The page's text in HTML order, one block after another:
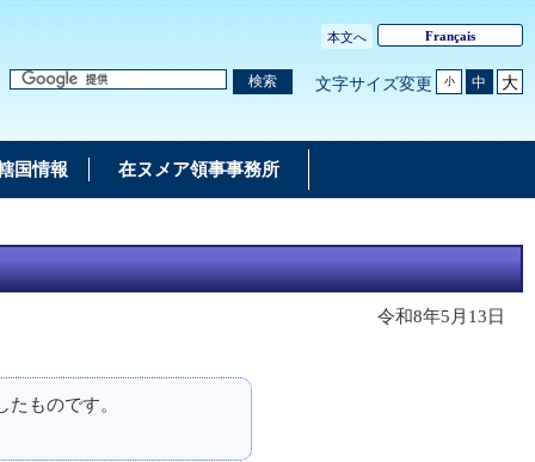
本文へ Français
検索 文字サイズ変更 小 中 大
国情報 在ヌメア領事事務所
令和8年5月13日
ものです。